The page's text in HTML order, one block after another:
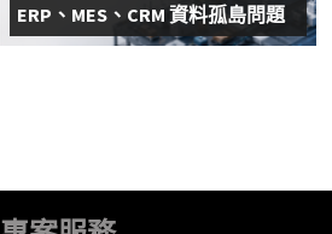
ERP、MES、CRM 資料孤島問題